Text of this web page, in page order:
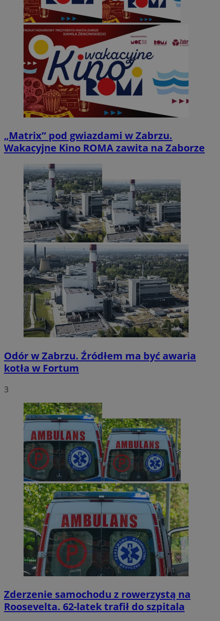
„Matrix” pod gwiazdami w Zabrzu.
Wakacyjne Kino ROMA zawita na Zaborze
Odór w Zabrzu. Źródłem ma być awaria
kotła w Fortum
3
Zderzenie samochodu z rowerzystą na
Roosevelta. 62-latek trafił do szpitala